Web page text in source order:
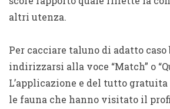
altri utenza.
Per cacciare taluno di adatto caso
indirizzarsi alla voce “Match” o
L’applicazione e del tutto
le fauna che hanno visitato il